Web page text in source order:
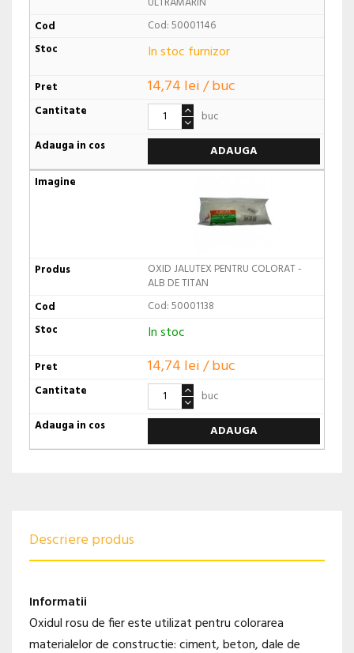
Cod: 50001146
In stoc furnizor
14,74 lei / buc
buc
ADAUGA
OXID JALUTEX PENTRU COLORAT -
ALB DE TITAN
Cod: 50001138
In stoc
14,74 lei / buc
buc
ADAUGA
Descriere produs
Informatii
Oxidul rosu de fier este utilizat pentru colorarea
materialelor de constructie: ciment, beton, dale de